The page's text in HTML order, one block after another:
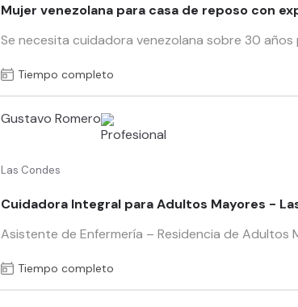
Mujer venezolana para casa de reposo con
Se necesita cuidadora venezolana sobre 30
Tiempo completo
Gustavo Romero
Las Condes
Cuidadora Integral para Adultos Mayores -
Asistente de Enfermería – Residencia de Adultos
Tiempo completo